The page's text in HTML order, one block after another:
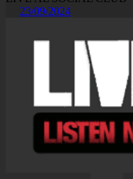
23/09/2024